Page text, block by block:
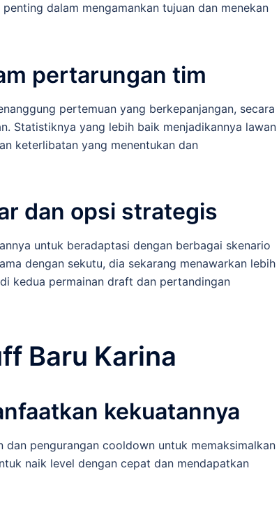
dalam mengamankan tujuan dan menekan
pertarungan tim
pertemuan yang berkepanjangan, secara
Statistiknya yang lebih baik menjadikannya lawan
keterlibatan yang menentukan dan
dan opsi strategis
untuk beradaptasi dengan berbagai skenario
dengan sekutu, dia sekarang menawarkan lebih
kedua permainan draft dan pertandingan
Baru Karina
kekuatannya
dan pengurangan cooldown untuk memaksimalkan
naik level dengan cepat dan mendapatkan